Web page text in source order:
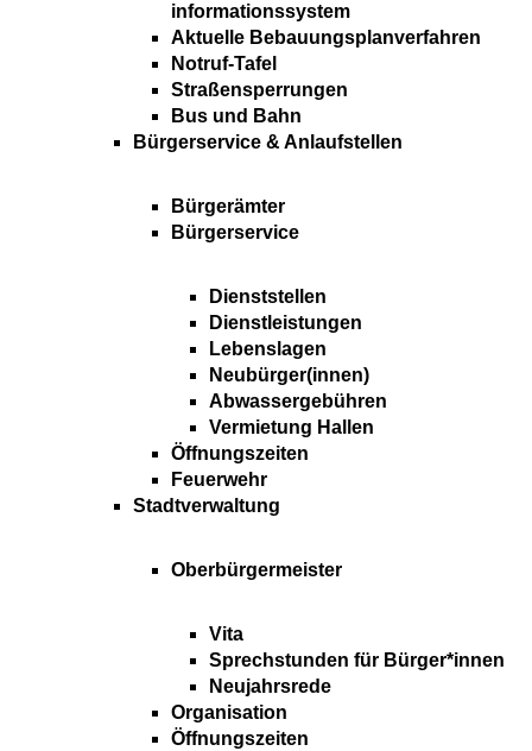
informationssystem
Aktuelle Bebauungsplanverfahren
Notruf-Tafel
Straßensperrungen
Bus und Bahn
Bürgerservice & Anlaufstellen
Bürgerämter
Bürgerservice
Dienststellen
Dienstleistungen
Lebenslagen
Neubürger(innen)
Abwassergebühren
Vermietung Hallen
Öffnungszeiten
Feuerwehr
Stadtverwaltung
Oberbürgermeister
Vita
Sprechstunden für Bürger*innen
Neujahrsrede
Organisation
Öffnungszeiten